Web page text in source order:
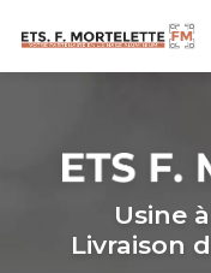
principal
Usine
Livraison